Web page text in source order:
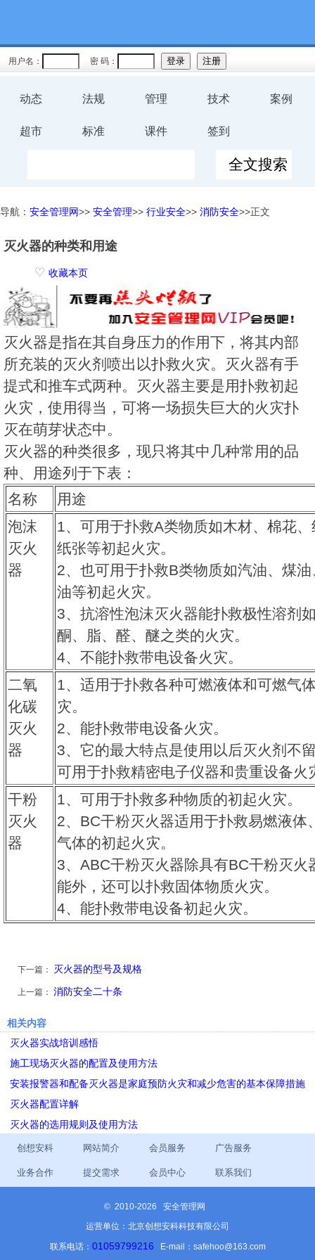
用户名： 密 码：
动态 法规 管理 技术 案例
超市 标准 课件 签到
导航： 安全管理网>> 安全管理>> 行业安全>> 消防安全>>正文
灭火器的种类和用途
♡ 收藏本页
灭火器是指在其自身压力的作用下，将其内部
所充装的灭火剂喷出以扑救火灾。灭火器有手
提式和推车式两种。灭火器主要是用扑救初起
火灾，使用得当，可将一场损失巨大的火灾扑
灭在萌芽状态中。
灭火器的种类很多，现只将其中几种常用的品
种、用途列于下表：
名称
用途
泡沫
灭火
器
1、可用于扑救A类物质如木材、棉花
纸张等初起火灾。
2、也可用于扑救B类物质如汽油、煤
油等初起火灾。
3、抗溶性泡沫灭火器能扑救极性溶剂
酮、脂、醛、醚之类的火灾。
4、不能扑救带电设备火灾。
二氧
化碳
灭火
器
1、适用于扑救各种可燃液体和可燃气
灾。
2、能扑救带电设备火灾。
3、它的最大特点是使用以后灭火剂不
可用于扑救精密电子仪器和贵重设备火
干粉
灭火
器
1、可用于扑救多种物质的初起火灾。
2、 BC干粉灭火器适用于扑救易燃液体
气体的初起火灾。
3、 ABC干粉灭火器除具有BC干粉灭火
能外，还可以扑救固体物质火灾。
4、能扑救带电设备初起火灾。
下一篇： 灭火器的型号及规格
上一篇： 消防安全二十条
相关内容
灭火器实战培训感悟
施工现场灭火器的配置及使用方法
安装报警器和配备灭火器是家庭预防火灾和减少危害的基本保障措施
灭火器配置详解
灭火器的选用规则及使用方法
创想安科 网站简介 会员服务 广告服务
业务合作 提交需求 会员中心 联系我们
© 2010-2026 安全管理网
运营单位：北京创想安科科技有限公司
联系电话： 01059799216 E-mail：safehoo@163.com